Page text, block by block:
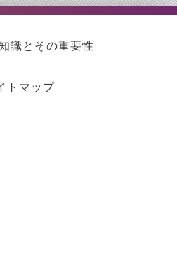
識とその重要性
トマップ